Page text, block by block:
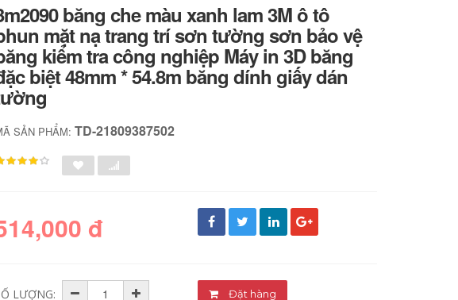
băng che màu xanh lam 3M ô tô
mặt nạ trang trí sơn tường sơn bảo vệ
kiểm tra công nghiệp Máy in 3D băng
biệt 48mm * 54.8m băng dính giấy dán
SẢN PHẨM:TD-21809387502
đ
LƯỢNG: Đặt hàng